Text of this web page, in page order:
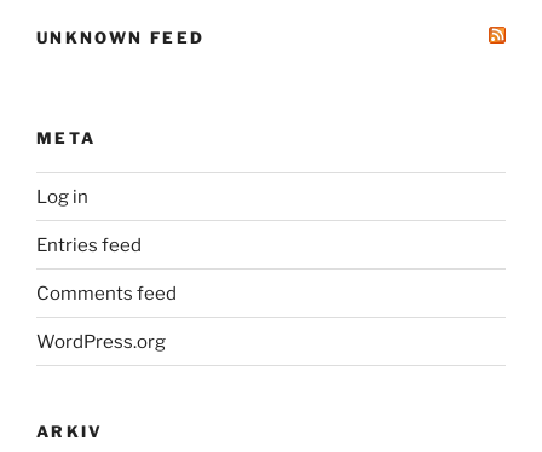
UNKNOWN FEED
META
Log in
Entries feed
Comments feed
WordPress.org
ARKIV